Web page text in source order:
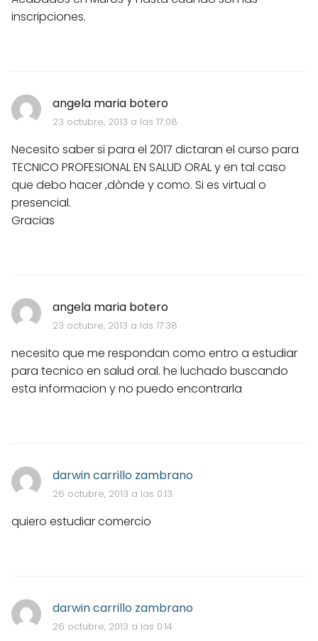
inscripciones.
angela maria botero
23 octubre, 2013 a las 17:08
Necesito saber si para el 2017 dictaran el curso para
TECNICO PROFESIONAL EN SALUD ORAL y en tal caso
que debo hacer ,dònde y como. Si es virtual o
presencial.
Gracias
angela maria botero
23 octubre, 2013 a las 17:38
necesito que me respondan como entro a estudiar
para tecnico en salud oral. he luchado buscando
esta informacion y no puedo encontrarla
darwin carrillo zambrano
26 octubre, 2013 a las 0:13
quiero estudiar comercio
darwin carrillo zambrano
26 octubre, 2013 a las 0:14